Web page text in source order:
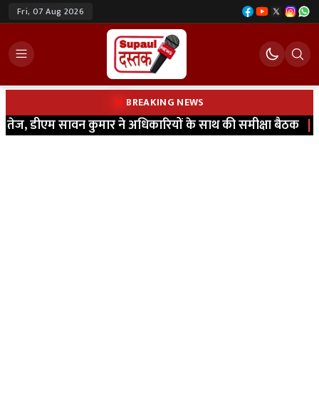
Fri, 07 Aug 2026
BREAKING NEWS
डीएम सावन कुमार ने अधिकारियों के साथ की समीक्षा बैठक |